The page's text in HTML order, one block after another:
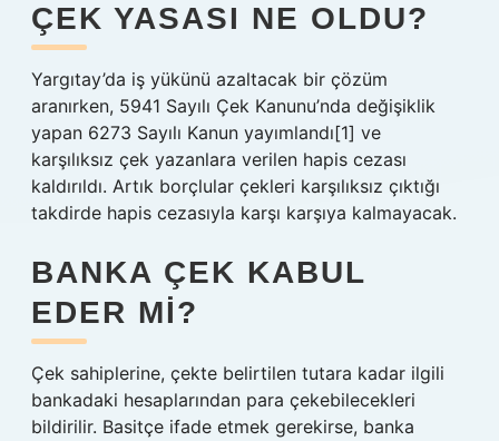
ÇEK YASASI NE OLDU?
Yargıtay’da iş yükünü azaltacak bir çözüm
aranırken, 5941 Sayılı Çek Kanunu’nda değişiklik
yapan 6273 Sayılı Kanun yayımlandı[1] ve
karşılıksız çek yazanlara verilen hapis cezası
kaldırıldı. Artık borçlular çekleri karşılıksız çıktığı
takdirde hapis cezasıyla karşı karşıya kalmayacak.
BANKA ÇEK KABUL
EDER MI?
Çek sahiplerine, çekte belirtilen tutara kadar ilgili
bankadaki hesaplarından para çekebilecekleri
bildirilir. Basitçe ifade etmek gerekirse, banka